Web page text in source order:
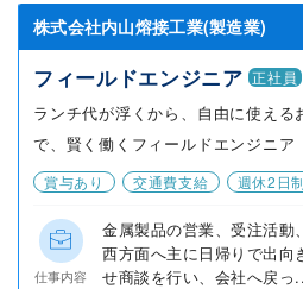
株式会社内山熔接工業(製造業)
フィールドエンジニア 正社員
ランチ代が浮くから、自由に使え
で、賢く働くフィールドエンジニア
賞与あり 交通費支給 週休2日
仕事内容
金属製品の営業、受注活
西方面へ主に日帰りで出向
せ商談を行い、会社へ戻っ